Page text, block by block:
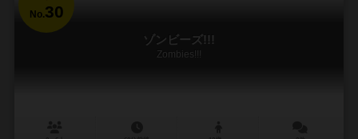
No.30
ゾンビーズ!!!
Zombies!!!